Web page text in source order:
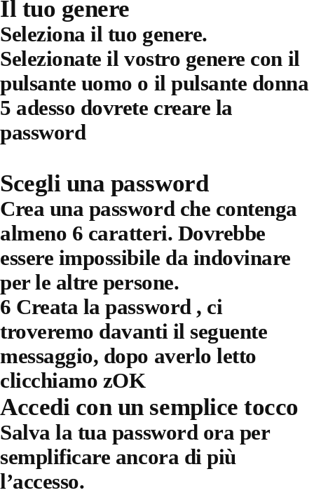
Il tuo genere
Seleziona il tuo genere.
Selezionate il vostro genere con il
pulsante uomo o il pulsante donna
5 adesso dovrete creare la
password
Scegli una password
Crea una password che contenga
almeno 6 caratteri. Dovrebbe
essere impossibile da indovinare
per le altre persone.
6 Creata la password , ci
troveremo davanti il seguente
messaggio, dopo averlo letto
clicchiamo zOK
Accedi con un semplice tocco
Salva la tua password ora per
semplificare ancora di più
l’accesso.